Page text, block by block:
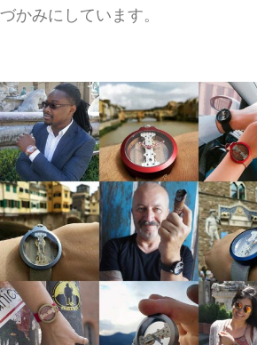
づかみにしています。